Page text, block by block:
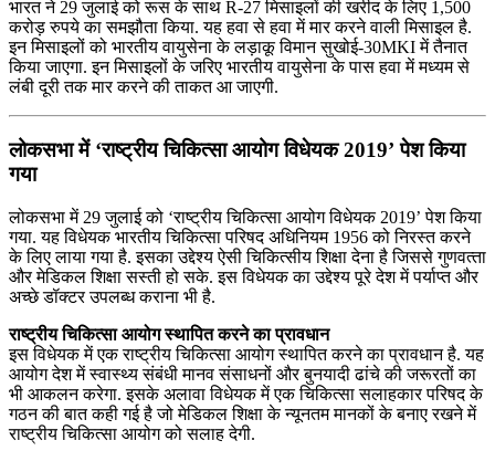
भारत ने 29 जुलाई को रूस के साथ R-27 मिसाइलों की खरीद के लिए 1,500
करोड़ रुपये का समझौता किया. यह हवा से हवा में मार करने वाली मिसाइल है.
इन मिसाइलों को भारतीय वायुसेना के लड़ाकू विमान सुखोई-30MKI में तैनात
किया जाएगा. इन मिसाइलों के जरिए भारतीय वायुसेना के पास हवा में मध्यम से
लंबी दूरी तक मार करने की ताकत आ जाएगी.
लोकसभा में ‘राष्‍ट्रीय चिकित्‍सा आयोग विधेयक 2019’ पेश किया
गया
लोकसभा में 29 जुलाई को ‘राष्‍ट्रीय चिकित्‍सा आयोग विधेयक 2019’ पेश किया
गया. यह विधेयक भारतीय चिकित्‍सा परिषद अधिनियम 1956 को निरस्‍त करने
के लिए लाया गया है. इसका उद्देश्‍य ऐसी चिकित्सीय शिक्षा देना है जिससे गुणवत्‍ता
और मेडिकल शिक्षा सस्‍ती हो सके. इस विधेयक का उद्देश्‍य पूरे देश में पर्याप्‍त और
अच्‍छे डॉक्‍टर उपलब्‍ध कराना भी है.
राष्ट्रीय चिकित्सा आयोग स्थापित करने का प्रावधान
इस विधेयक में एक राष्ट्रीय चिकित्सा आयोग स्थापित करने का प्रावधान है. यह
आयोग देश में स्वास्थ्य संबंधी मानव संसाधनों और बुनयादी ढांचे की जरूरतों का
भी आकलन करेगा. इसके अलावा विधेयक में एक चिकित्सा सलाहकार परिषद के
गठन की बात कही गई है जो मेडिकल शिक्षा के न्यूनतम मानकों के बनाए रखने में
राष्ट्रीय चिकित्सा आयोग को सलाह देगी.